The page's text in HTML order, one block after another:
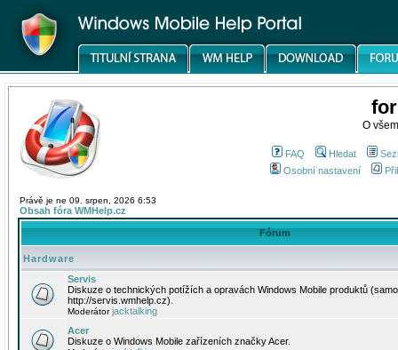
O
FAQ Hledat
Osobní nastavení
Právě je ne 09. srpen, 2026 6:53
Obsah fóra WMHelp.cz
Fórum
Hardware
Servis
Diskuze o technických potížích a opravách Windows Mobile produktů
http://servis.wmhelp.cz).
Moderátorjacktalking
Acer
Diskuze o Windows Mobile zařízeních značky Acer.